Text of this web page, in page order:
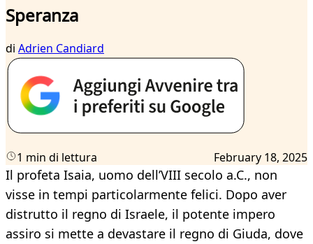
Speranza
di Adrien Candiard
1 min di lettura February 18, 2025
Il profeta Isaia, uomo dell’VIII secolo a.C., non
visse in tempi particolarmente felici. Dopo aver
distrutto il regno di Israele, il potente impero
assiro si mette a devastare il regno di Giuda, dove